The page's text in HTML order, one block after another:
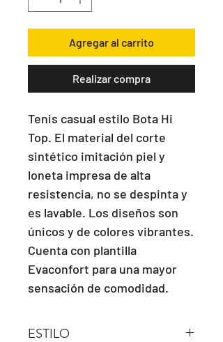
Agregar al carrito
Realizar compra
Tenis casual estilo Bota Hi
Top. El material del corte
sintético imitación piel y
loneta impresa de alta
resistencia, no se despinta y
es lavable. Los diseños son
únicos y de colores vibrantes.
Cuenta con plantilla
Evaconfort para una mayor
sensación de comodidad.
ESTILO